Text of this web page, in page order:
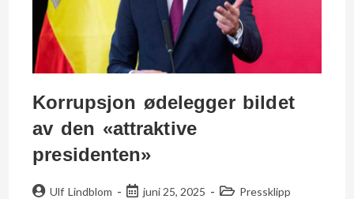
Korrupsjon ødelegger bildet
av den «attraktive
presidenten»
Ulf Lindblom juni 25, 2025 Pressklipp